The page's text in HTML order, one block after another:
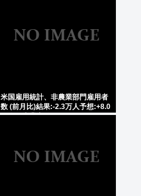
米国雇用統計、非農業部門雇用者
数 (前月比)結果:-2.3万人予想:+8.0
万人、失業率結果:+4.1%予